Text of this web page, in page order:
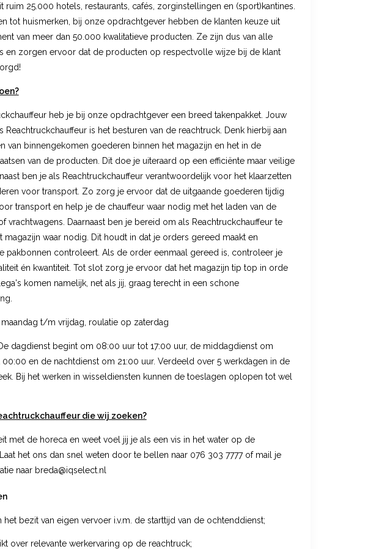
ruim 25.000 hotels, restaurants, cafés, zorginstellingen en (sport)kantines.
tot huismerken, bij onze opdrachtgever hebben de klanten keuze uit
van meer dan 50.000 kwalitatieve producten. Ze zijn dus van alle
en zorgen ervoor dat de producten op respectvolle wijze bij de klant
heb je bij onze opdrachtgever een breed takenpakket. Jouw
Reachtruckchauffeur is het besturen van de reachtruck. Denk hierbij aan
van binnengekomen goederen binnen het magazijn en het in de
van de producten. Dit doe je uiteraard op een efficiënte maar veilige
ben je als Reachtruckchauffeur verantwoordelijk voor het klaarzetten
voor transport. Zo zorg je ervoor dat de uitgaande goederen tijdig
transport en help je de chauffeur waar nodig met het laden van de
vrachtwagens. Daarnaast ben je bereid om als Reachtruckchauffeur te
magazijn waar nodig. Dit houdt in dat je orders gereed maakt en
pakbonnen controleert. Als de order eenmaal gereed is, controleer je
én kwantiteit. Tot slot zorg je ervoor dat het magazijn tip top in orde
komen namelijk, net als jij, graag terecht in een schone
t/m vrijdag, roulatie op zaterdag
dagdienst begint om 08:00 uur tot 17:00 uur, de middagdienst om
00:00 en de nachtdienst om 21:00 uur. Verdeeld over 5 werkdagen in de
Bij het werken in wisseldiensten kunnen de toeslagen oplopen tot wel
die wij zoeken?
met de horeca en weet voel jij je als een vis in het water op de
het ons dan snel weten door te bellen naar 076 303 7777 of mail je
naar breda@iqselect.nl
het bezit van eigen vervoer i.v.m. de starttijd van de ochtenddienst;
over relevante werkervaring op de reachtruck;